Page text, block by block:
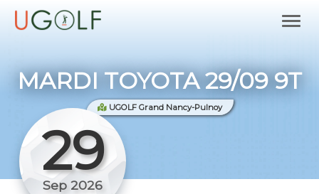
MARDI TOYOTA 29/09 9T
UGOLF Grand Nancy-Pulnoy
29
Sep 2026